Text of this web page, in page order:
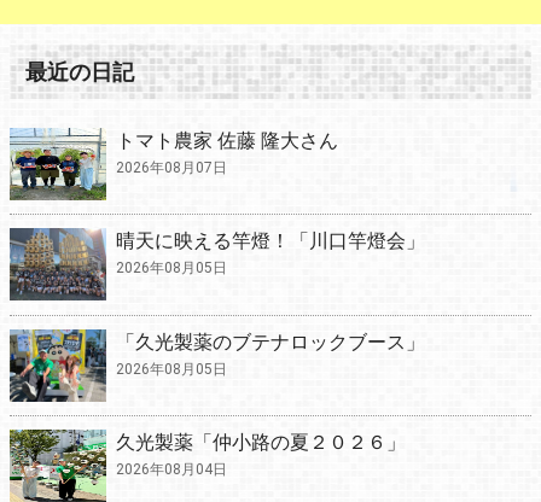
最近の日記
トマト農家 佐藤 隆大さん
2026年08月07日
晴天に映える竿燈！「川口竿燈会」
2026年08月05日
「久光製薬のブテナロックブース」
2026年08月05日
久光製薬「仲小路の夏２０２６」
2026年08月04日